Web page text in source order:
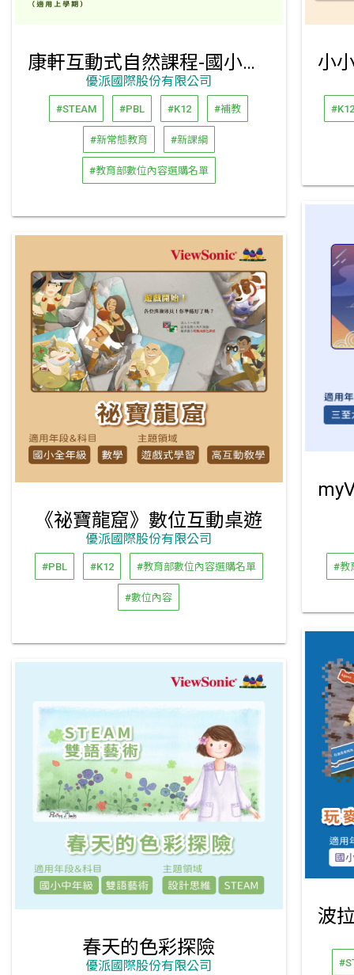
康軒互動式自然課程-國小三年級上學期
優派國際股份有限公司
#STEAM #PBL #K12 #補教
#新常態教育 #新課綱
#教育部數位內容選購名單
#教
《祕寶龍窟》數位互動桌遊
優派國際股份有限公司
#PBL #K12 #教育部數位內容選購名單
#數位內容
春天的色彩探險
優派國際股份有限公司